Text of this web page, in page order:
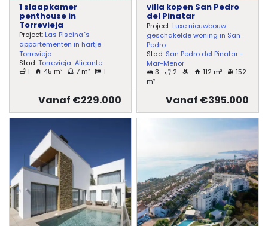
1 slaapkamer
penthouse in
Torrevieja
Project: Las Piscina´s
appartementen in hartje
Torrevieja
Stad:Torrevieja-Alicante
1
45 m² 7 m² 1
Vanaf €229.000
villa kopen San Pedro
del Pinatar
Project: Luxe nieuwbouw
geschakelde woning in San
Pedro
Stad: San Pedro del Pinatar -
Mar-Menor
3
2 112 m²
152
m²
Vanaf €395.000